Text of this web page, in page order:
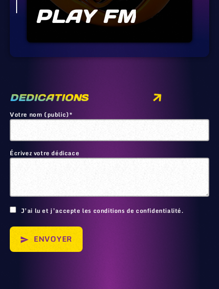
PLAY FM
DEDICATIONS
Votre nom (public)*
Écrivez votre dédicace
J’ai lu et j’accepte les conditions de confidentialité.
send ENVOYER